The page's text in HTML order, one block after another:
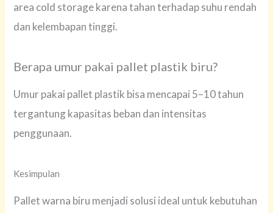
area cold storage karena tahan terhadap suhu rendah
dan kelembapan tinggi.
Berapa umur pakai pallet plastik biru?
Umur pakai pallet plastik bisa mencapai 5–10 tahun
tergantung kapasitas beban dan intensitas
penggunaan.
Kesimpulan
Pallet warna biru menjadi solusi ideal untuk kebutuhan